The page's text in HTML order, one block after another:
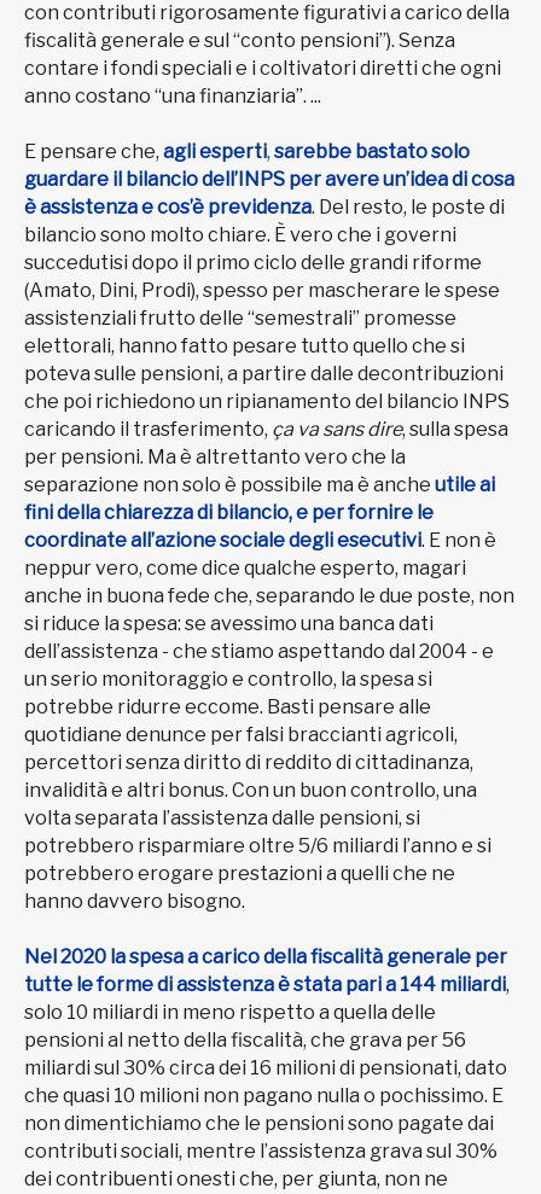
con contributi rigorosamente figurativi a carico della
fiscalità generale e sul “conto pensioni”). Senza
contare i fondi speciali e i coltivatori diretti che ogni
anno costano “una finanziaria”. ...
E pensare che, agli esperti, sarebbe bastato solo
guardare il bilancio dell’INPS per avere un’idea di cosa
è assistenza e cos’è previdenza. Del resto, le poste di
bilancio sono molto chiare. È vero che i governi
succedutisi dopo il primo ciclo delle grandi riforme
(Amato, Dini, Prodi), spesso per mascherare le spese
assistenziali frutto delle “semestrali” promesse
elettorali, hanno fatto pesare tutto quello che si
poteva sulle pensioni, a partire dalle decontribuzioni
che poi richiedono un ripianamento del bilancio INPS
caricando il trasferimento, ça va sans dire, sulla spesa
per pensioni. Ma è altrettanto vero che la
separazione non solo è possibile ma è anche utile ai
fini della chiarezza di bilancio, e per fornire le
coordinate all’azione sociale degli esecutivi. E non è
neppur vero, come dice qualche esperto, magari
anche in buona fede che, separando le due poste, non
si riduce la spesa: se avessimo una banca dati
dell’assistenza - che stiamo aspettando dal 2004 - e
un serio monitoraggio e controllo, la spesa si
potrebbe ridurre eccome. Basti pensare alle
quotidiane denunce per falsi braccianti agricoli,
percettori senza diritto di reddito di cittadinanza,
invalidità e altri bonus. Con un buon controllo, una
volta separata l’assistenza dalle pensioni, si
potrebbero risparmiare oltre 5/6 miliardi l’anno e si
potrebbero erogare prestazioni a quelli che ne
hanno davvero bisogno.
Nel 2020 la spesa a carico della fiscalità generale per
tutte le forme di assistenza è stata pari a 144 miliardi,
solo 10 miliardi in meno rispetto a quella delle
pensioni al netto della fiscalità, che grava per 56
miliardi sul 30% circa dei 16 milioni di pensionati, dato
che quasi 10 milioni non pagano nulla o pochissimo. E
non dimentichiamo che le pensioni sono pagate dai
contributi sociali, mentre l’assistenza grava sul 30%
dei contribuenti onesti che, per giunta, non ne